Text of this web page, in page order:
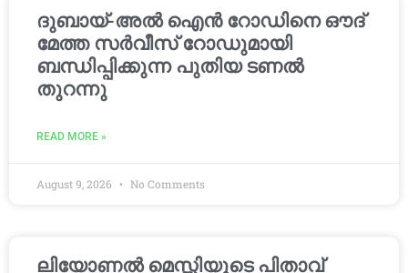
ദുബായ്-അൽ ഐൻ റോഡിനെ ഔദ്
മേത്ത സർവീസ് റോഡുമായി
ബന്ധിപ്പിക്കുന്ന പുതിയ ടണൽ
തുറന്നു
READ MORE »
August 9, 2026 No Comments
ലിയോണൽ മെസ്സിയുടെ പിതാവ്